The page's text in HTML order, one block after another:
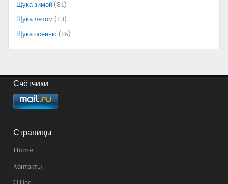
Щука зимой (34)
Щука летом (13)
Щука осенью (16)
Счётчики
Страницы
Home
Контакты